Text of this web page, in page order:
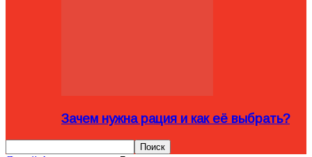
Зачем нужна рация и как её выбрать?